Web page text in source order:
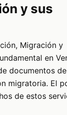
y sus
Migración y
en
documentos de
migratoria. El
de estos